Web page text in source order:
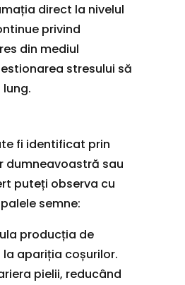
direct la nivelul
privind
din mediul
stresului să
fi identificat prin
dumneavoastră sau
puteți observa cu
semne:
producția de
apariția coșurilor.
pielii, reducând